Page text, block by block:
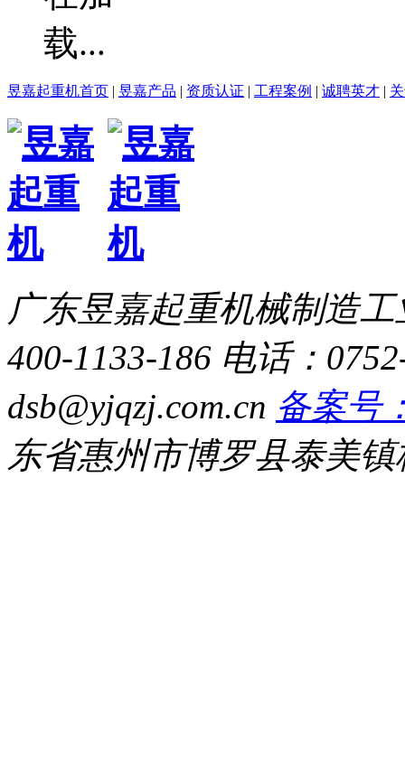
昱嘉起重机首页 | 昱嘉产品 | 资质认证 | 工程案例 | 诚聘英才 |
广东昱嘉起重机械制造
400-1133-186 电话：
dsb@yjqzj.com.cn 备案号
东省惠州市博罗县泰美